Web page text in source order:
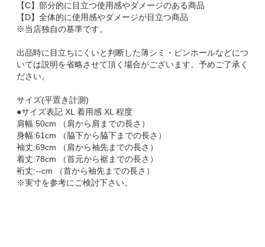
【C】部分的に目立つ使用感やダメージのある商品
【D】全体的に使用感やダメージが目立つ商品
※当店独自の基準です。
出品時に目立ちにくいと判断した薄シミ・ピンホールなどにつ
いては説明を省略させて頂く場合がございます。予めご了承く
ださい。
サイズ(平置き計測)
●サイズ表記 XL 着用感 XL 程度
肩幅:50cm （肩から肩までの長さ）
身幅:61cm （脇下から脇下までの長さ）
袖丈:69cm （肩から袖先までの長さ）
着丈:78cm （首元から裾までの長さ）
裄丈:--cm （首から袖先までの長さ）
※実寸を参考にご検討下さい。